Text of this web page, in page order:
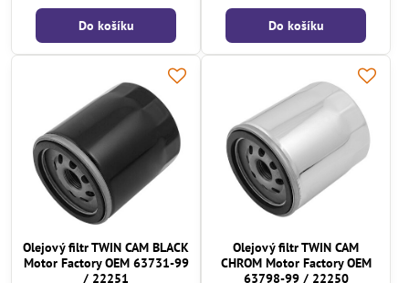
Do košíku Do košíku
Olejový filtr TWIN CAM BLACK
Motor Factory OEM 63731-99
/ 22251
Olejový filtr TWIN CAM
CHROM Motor Factory OEM
63798-99 / 22250